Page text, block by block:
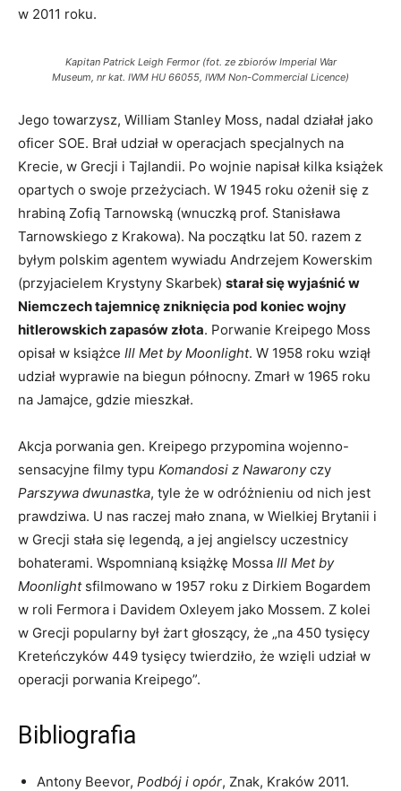
w 2011 roku.
Kapitan Patrick Leigh Fermor (fot. ze zbiorów Imperial War
Museum, nr kat. IWM HU 66055, IWM Non-Commercial Licence)
Jego towarzysz, William Stanley Moss, nadal działał jako
oficer SOE. Brał udział w operacjach specjalnych na
Krecie, w Grecji i Tajlandii. Po wojnie napisał kilka książek
opartych o swoje przeżyciach. W 1945 roku ożenił się z
hrabiną Zofią Tarnowską (wnuczką prof. Stanisława
Tarnowskiego z Krakowa). Na początku lat 50. razem z
byłym polskim agentem wywiadu Andrzejem Kowerskim
(przyjacielem Krystyny Skarbek) starał się wyjaśnić w
Niemczech tajemnicę zniknięcia pod koniec wojny
hitlerowskich zapasów złota. Porwanie Kreipego Moss
opisał w książce Ill Met by Moonlight. W 1958 roku wziął
udział wyprawie na biegun północny. Zmarł w 1965 roku
na Jamajce, gdzie mieszkał.
Akcja porwania gen. Kreipego przypomina wojenno-
sensacyjne filmy typu Komandosi z Nawaronyczy
Parszywa dwunastka, tyle że w odróżnieniu od nich jest
prawdziwa. U nas raczej mało znana, w Wielkiej Brytanii i
w Grecji stała się legendą, a jej angielscy uczestnicy
bohaterami. Wspomnianą książkę Mossa Ill Met by
Moonlightsfilmowano w 1957 roku z Dirkiem Bogardem
w roli Fermora i Davidem Oxleyem jako Mossem. Z kolei
w Grecji popularny był żart głoszący, że „na 450 tysięcy
Kreteńczyków 449 tysięcy twierdziło, że wzięli udział w
operacji porwania Kreipego”.
Bibliografia
Antony Beevor, Podbój i opór, Znak, Kraków 2011.